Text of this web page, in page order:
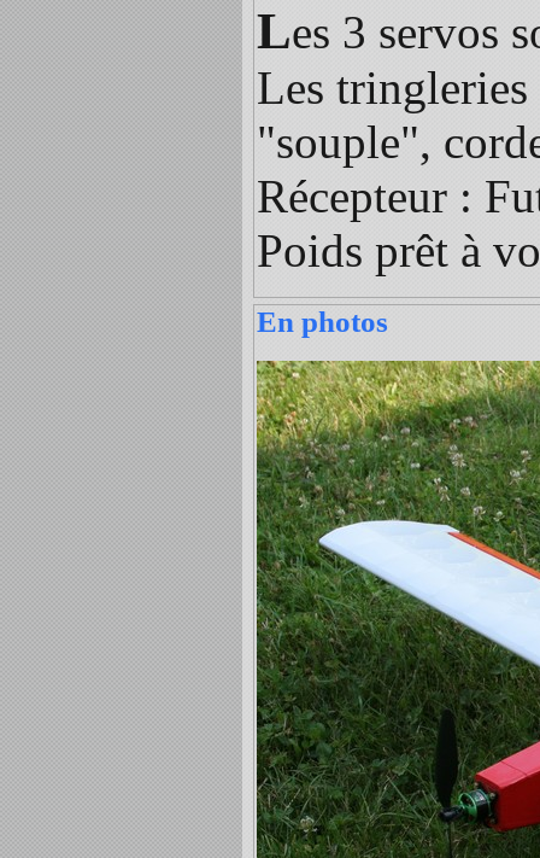
Les 3 servos
Les tringleries
"souple",
Récepteur :
Poids prêt à
En photos